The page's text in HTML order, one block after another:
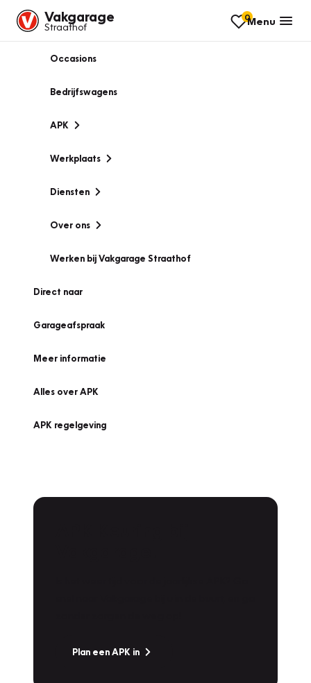
Vakgarage
Straathof
0Menu
Occasions
Bedrijfswagens
APK
Werkplaats
Diensten
Over ons
Werken bij Vakgarage Straathof
Direct naar
Garageafspraak
Meer informatie
Alles over APK
APK regelgeving
Plan een APK in